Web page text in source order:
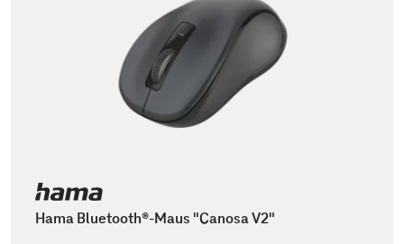
Hama Bluetooth®-Maus "Canosa V2"